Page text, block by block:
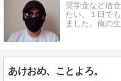
奨学金など借
たい。１日で
ました。俺の
あけおめ、ことよろ。